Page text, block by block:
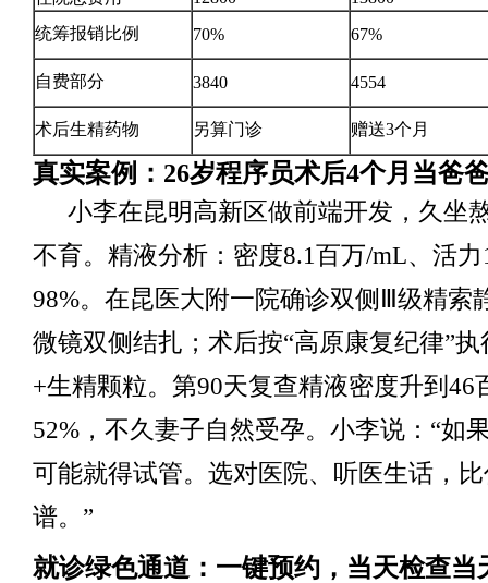
统筹报销比例
70% 67%
自费部分 3840 4554
术后生精药物 另算门诊 赠送3个月
真实案例：26岁程序员术后4个月当爸
小李在昆明高新区做前端开发，久坐
不育。精液分析：密度8.1百万/mL、活
98%。在昆医大附一院确诊双侧Ⅲ级精索
微镜双侧结扎；术后按“高原康复纪律”
+生精颗粒。第90天复查精液密度升到46
52%，不久妻子自然受孕。小李说：“如
可能就得试管。选对医院、听医生话，
谱。”
就诊绿色通道：一键预约，当天检查当